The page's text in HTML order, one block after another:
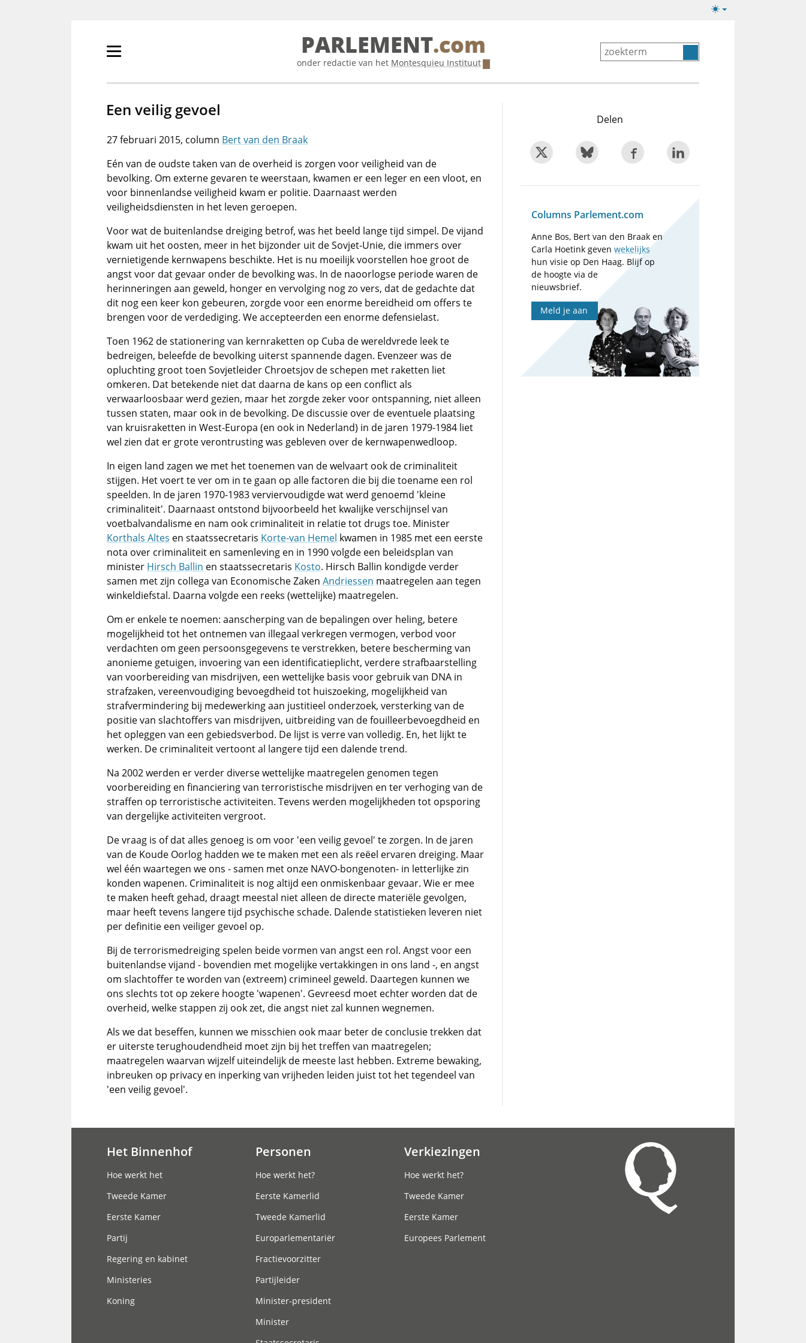
Lichte/donkere
Primair
tonen/verbergen
PARLEMENT.com
onder redactie van het Montesquieu Instituut
Een veilig gevoel
27 februari 2015
Bert van den Braak
Eén van de oudste taken van de overheid is zorgen voor veiligheid van de
bevolking. Om externe gevaren te weerstaan, kwamen er een leger en een vloot, en
voor binnenlandse veiligheid kwam er politie. Daarnaast werden
veiligheidsdiensten in het leven geroepen.
Voor wat de buitenlandse dreiging betrof, was het beeld lange tijd simpel. De vijand
kwam uit het oosten, meer in het bijzonder uit de Sovjet-Unie, die immers over
vernietigende kernwapens beschikte. Het is nu moeilijk voorstellen hoe groot de
angst voor dat gevaar onder de bevolking was. In de naoorlogse periode waren de
herinneringen aan geweld, honger en vervolging nog zo vers, dat de gedachte dat
dit nog een keer kon gebeuren, zorgde voor een enorme bereidheid om offers te
brengen voor de verdediging. We accepteerden een enorme defensielast.
Toen 1962 de stationering van kernraketten op Cuba de wereldvrede leek te
bedreigen, beleefde de bevolking uiterst spannende dagen. Evenzeer was de
opluchting groot toen Sovjetleider Chroetsjov de schepen met raketten liet
omkeren. Dat betekende niet dat daarna de kans op een conflict als
verwaarloosbaar werd gezien, maar het zorgde zeker voor ontspanning, niet alleen
tussen staten, maar ook in de bevolking. De discussie over de eventuele plaatsing
van kruisraketten in West-Europa (en ook in Nederland) in de jaren 1979-1984 liet
wel zien dat er grote verontrusting was gebleven over de kernwapenwedloop.
In eigen land zagen we met het toenemen van de welvaart ook de criminaliteit
stijgen. Het voert te ver om in te gaan op alle factoren die bij die toename een rol
speelden. In de jaren 1970-1983 verviervoudigde wat werd genoemd 'kleine
criminaliteit'. Daarnaast ontstond bijvoorbeeld het kwalijke verschijnsel van
voetbalvandalisme en nam ook criminaliteit in relatie tot drugs toe. Minister
Korthals Altes en staatssecretaris Korte-van Hemel kwamen in 1985 met een eerste
nota over criminaliteit en samenleving en in 1990 volgde een beleidsplan van
minister Hirsch Ballin en staatssecretaris Kosto. Hirsch Ballin kondigde verder
samen met zijn collega van Economische Zaken Andriessen maatregelen aan tegen
winkeldiefstal. Daarna volgde een reeks (wettelijke) maatregelen.
Om er enkele te noemen: aanscherping van de bepalingen over heling, betere
mogelijkheid tot het ontnemen van illegaal verkregen vermogen, verbod voor
verdachten om geen persoonsgegevens te verstrekken, betere bescherming van
anonieme getuigen, invoering van een identificatieplicht, verdere strafbaarstelling
van voorbereiding van misdrijven, een wettelijke basis voor gebruik van DNA in
strafzaken, vereenvoudiging bevoegdheid tot huiszoeking, mogelijkheid van
strafvermindering bij medewerking aan justitieel onderzoek, versterking van de
positie van slachtoffers van misdrijven, uitbreiding van de fouilleerbevoegdheid en
het opleggen van een gebiedsverbod. De lijst is verre van volledig. En, het lijkt te
werken. De criminaliteit vertoont al langere tijd een dalende trend.
Na 2002 werden er verder diverse wettelijke maatregelen genomen tegen
voorbereiding en financiering van terroristische misdrijven en ter verhoging van de
straffen op terroristische activiteiten. Tevens werden mogelijkheden tot opsporing
van dergelijke activiteiten vergroot.
De vraag is of dat alles genoeg is om voor 'een veilig gevoel' te zorgen. In de jaren
van de Koude Oorlog hadden we te maken met een als reëel ervaren dreiging. Maar
wel één waartegen we ons - samen met onze NAVO-bongenoten- in letterlijke zin
konden wapenen. Criminaliteit is nog altijd een onmiskenbaar gevaar. Wie er mee
te maken heeft gehad, draagt meestal niet alleen de directe materiële gevolgen,
maar heeft tevens langere tijd psychische schade. Dalende statistieken leveren niet
per definitie een veiliger gevoel op.
Bij de terrorismedreiging spelen beide vormen van angst een rol. Angst voor een
buitenlandse vijand - bovendien met mogelijke vertakkingen in ons land -, en angst
om slachtoffer te worden van (extreem) crimineel geweld. Daartegen kunnen we
ons slechts tot op zekere hoogte 'wapenen'. Gevreesd moet echter worden dat de
overheid, welke stappen zij ook zet, die angst niet zal kunnen wegnemen.
Als we dat beseffen, kunnen we misschien ook maar beter de conclusie trekken dat
er uiterste terughoudendheid moet zijn bij het treffen van maatregelen;
maatregelen waarvan wijzelf uiteindelijk de meeste last hebben. Extreme bewaking,
inbreuken op privacy en inperking van vrijheden leiden juist tot het tegendeel van
'een veilig gevoel'.
Delen
Columns Parlement.com
Anne Bos, Bert van den Braak en
Carla Hoetink gevenwekelijks
hun visie op Den Haag. Blijf op
de hoogte via de
nieuwsbrief.
Meld je aan
Het Binnenhof
Hoe werkt het
Tweede Kamer
Eerste Kamer
Partij
Regering en kabinet
Ministeries
Koning
Personen
Hoe werkt het?
Eerste Kamerlid
Tweede Kamerlid
Europarlementariër
Fractievoorzitter
Partijleider
Minister-president
Minister
Verkiezingen
Hoe werkt het?
Tweede Kamer
Eerste Kamer
Europees Parlement